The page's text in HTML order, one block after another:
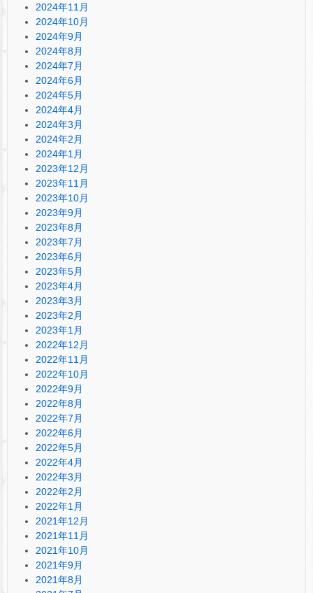
2024年11月
2024年10月
2024年9月
2024年8月
2024年7月
2024年6月
2024年5月
2024年4月
2024年3月
2024年2月
2024年1月
2023年12月
2023年11月
2023年10月
2023年9月
2023年8月
2023年7月
2023年6月
2023年5月
2023年4月
2023年3月
2023年2月
2023年1月
2022年12月
2022年11月
2022年10月
2022年9月
2022年8月
2022年7月
2022年6月
2022年5月
2022年4月
2022年3月
2022年2月
2022年1月
2021年12月
2021年11月
2021年10月
2021年9月
2021年8月